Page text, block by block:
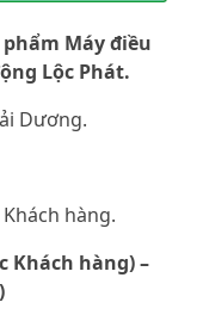
Máy điều
Lộc Phát.
Dương.
hàng.
Khách hàng) –